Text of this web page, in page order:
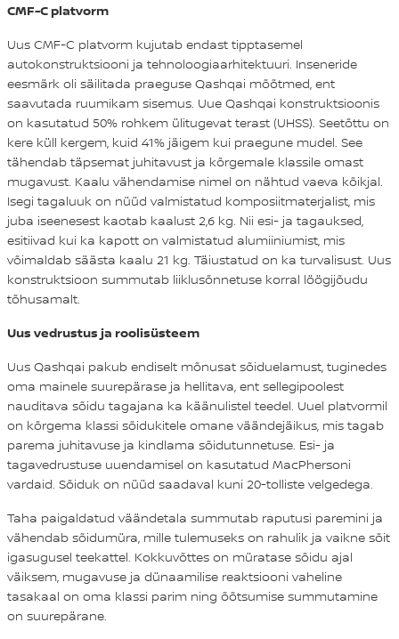
CMF-C platvorm
Uus CMF-C platvorm kujutab endast tipptasemel
autokonstruktsiooni ja tehnoloogiaarhitektuuri. Inseneride
eesmärk oli säilitada praeguse Qashqai mõõtmed, ent
saavutada ruumikam sisemus. Uue Qashqai konstruktsioonis
on kasutatud 50% rohkem ülitugevat terast (UHSS). Seetõttu on
kere küll kergem, kuid 41% jäigem kui praegune mudel. See
tähendab täpsemat juhitavust ja kõrgemale klassile omast
mugavust. Kaalu vähendamise nimel on nähtud vaeva kõikjal.
Isegi tagaluuk on nüüd valmistatud komposiitmaterjalist, mis
juba iseenesest kaotab kaalust 2,6 kg. Nii esi- ja tagauksed,
esitiivad kui ka kapott on valmistatud alumiiniumist, mis
võimaldab säästa kaalu 21 kg. Täiustatud on ka turvalisust. Uus
konstruktsioon summutab liiklusõnnetuse korral löögijõudu
tõhusamalt.
Uus vedrustus ja roolisüsteem
Uus Qashqai pakub endiselt mõnusat sõiduelamust, tuginedes
oma mainele suurepärase ja hellitava, ent sellegipoolest
nauditava sõidu tagajana ka käänulistel teedel. Uuel platvormil
on kõrgema klassi sõidukitele omane väändejäikus, mis tagab
parema juhitavuse ja kindlama sõidutunnetuse. Esi- ja
tagavedrustuse uuendamisel on kasutatud MacPhersoni
vardaid. Sõiduk on nüüd saadaval kuni 20-tolliste velgedega.
Taha paigaldatud väändetala summutab raputusi paremini ja
vähendab sõidumüra, mille tulemuseks on rahulik ja vaikne sõit
igasugusel teekattel. Kokkuvõttes on müratase sõidu ajal
väiksem, mugavuse ja dünaamilise reaktsiooni vaheline
tasakaal on oma klassi parim ning õõtsumise summutamine
on suurepärane.